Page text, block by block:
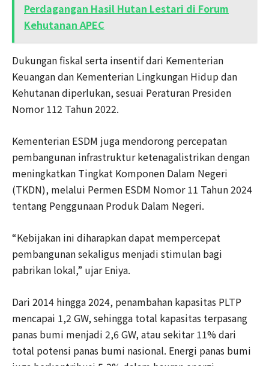
Perdagangan Hasil Hutan Lestari di Forum
Kehutanan APEC
Dukungan fiskal serta insentif dari Kementerian
Keuangan dan Kementerian Lingkungan Hidup dan
Kehutanan diperlukan, sesuai Peraturan Presiden
Nomor 112 Tahun 2022.
Kementerian ESDM juga mendorong percepatan
pembangunan infrastruktur ketenagalistrikan dengan
meningkatkan Tingkat Komponen Dalam Negeri
(TKDN), melalui Permen ESDM Nomor 11 Tahun 2024
tentang Penggunaan Produk Dalam Negeri.
“Kebijakan ini diharapkan dapat mempercepat
pembangunan sekaligus menjadi stimulan bagi
pabrikan lokal,” ujar Eniya.
Dari 2014 hingga 2024, penambahan kapasitas PLTP
mencapai 1,2 GW, sehingga total kapasitas terpasang
panas bumi menjadi 2,6 GW, atau sekitar 11% dari
total potensi panas bumi nasional. Energi panas bumi